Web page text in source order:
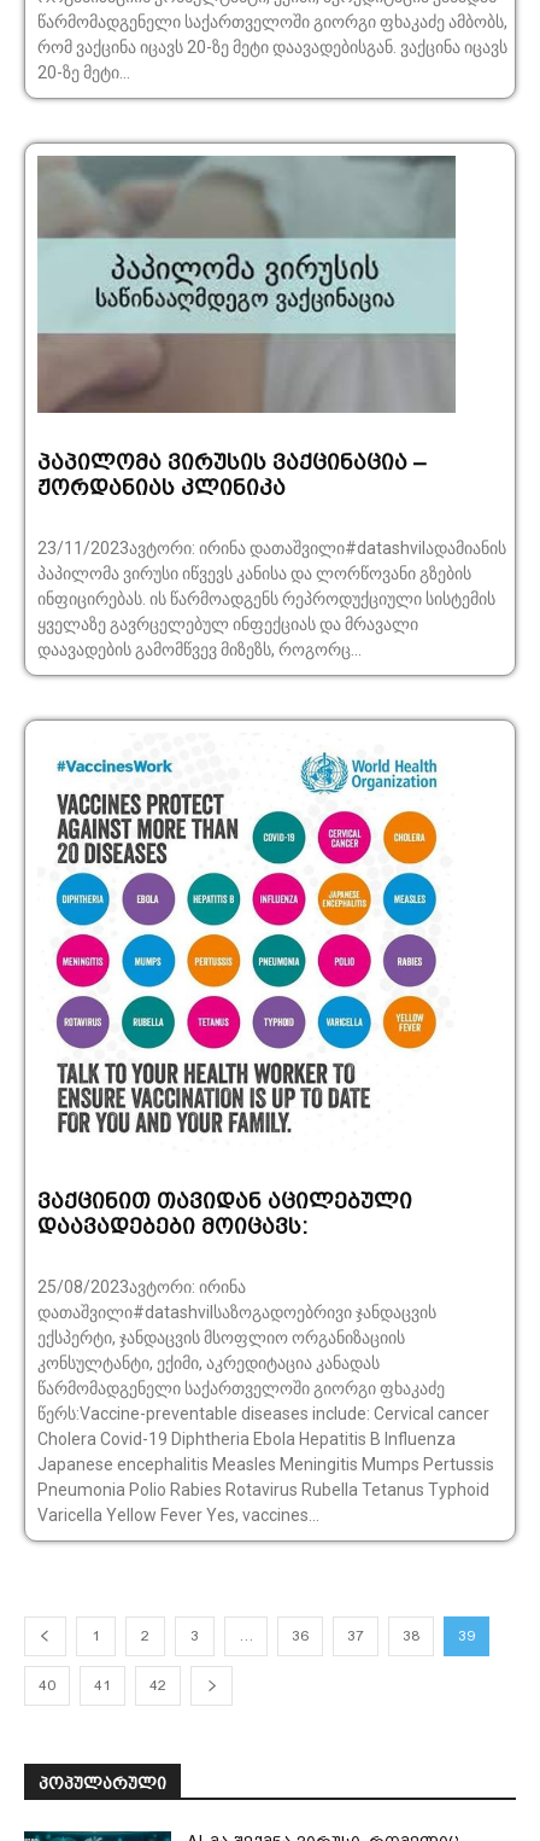
წარმომადგენელი საქართველოში გიორგი ფხაკაძე ამბობს,
რომ ვაქცინა იცავს 20-ზე მეტი დაავადებისგან. ვაქცინა იცავს
20-ზე მეტი...
პაპილომა ვირუსის ვაქცინაცია –
ჟორდანიას კლინიკა
23/11/2023ავტორი: ირინა დათაშვილი#datashvilადამიანის
პაპილომა ვირუსი იწვევს კანისა და ლორწოვანი გზების
ინფიცირებას. ის წარმოადგენს რეპროდუქციული სისტემის
ყველაზე გავრცელებულ ინფექციას და მრავალი
დაავადების გამომწვევ მიზეზს, როგორც...
ვაქცინით თავიდან აცილებული
დაავადებები მოიცავს:
25/08/2023ავტორი: ირინა
დათაშვილი#datashvilსაზოგადოებრივი ჯანდაცვის
ექსპერტი, ჯანდაცვის მსოფლიო ორგანიზაციის
კონსულტანტი, ექიმი, აკრედიტაცია კანადას
წარმომადგენელი საქართველოში გიორგი ფხაკაძე
წერს:Vaccine-preventable diseases include: Cervical cancer
Cholera Covid-19 Diphtheria Ebola Hepatitis B Influenza
Japanese encephalitis Measles Meningitis Mumps Pertussis
Pneumonia Polio Rabies Rotavirus Rubella Tetanus Typhoid
Varicella Yellow Fever Yes, vaccines...
1 2 3 … 36 37 38 39
40 41 42
ᲞᲝᲞᲣᲚᲐᲠᲣᲚᲘ